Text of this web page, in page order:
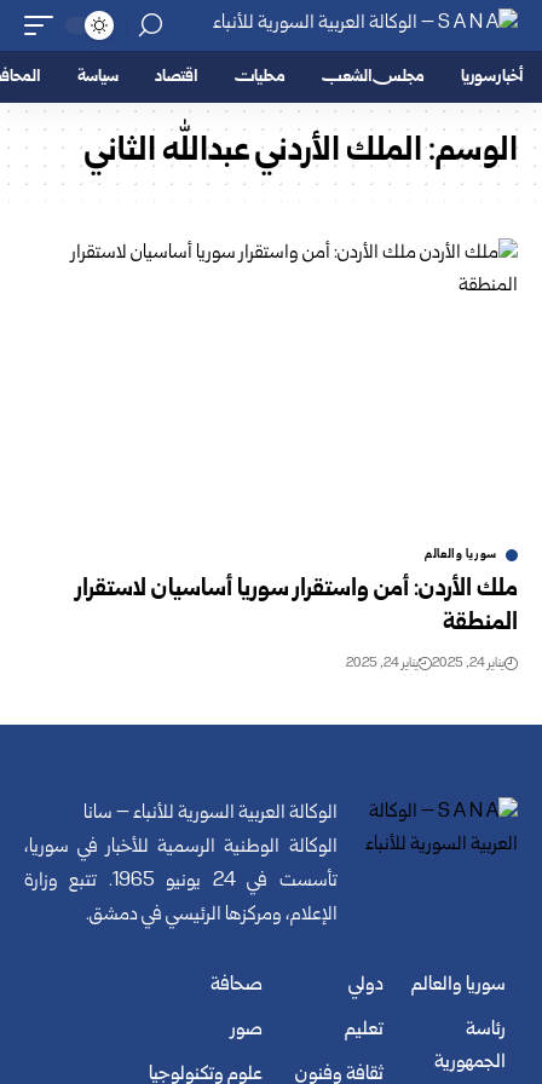
أخبار سوريا مجلس الشعب محليات اقتصاد سياسة
الوسم:الملك الأردني عبدالله الثاني
سوريا والعالم
ملك الأردن: أمن واستقرار سوريا أساسيان لاستقرار
المنطقة
يناير 24, 2025 يناير 24, 2025
الوكالة العربية السورية للأنباء – سانا
الوكالة الوطنية الرسمية للأخبار في سوريا،
تأسست في 24 يونيو 1965. تتبع وزارة
الإعلام، ومركزها الرئيسي في دمشق.
سوريا والعالم
رئاسة
الجمهورية
دولي
تعليم
ثقافة وفنون
صحافة
صور
علوم وتكنولوجيا